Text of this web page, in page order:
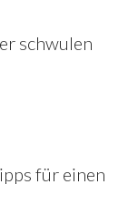
schwulen
für einen